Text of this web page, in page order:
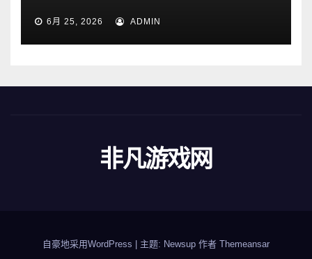
6月 25, 2026 ADMIN
非凡游戏网
自豪地采用WordPress 主题: Newsup 作者 Themeansar